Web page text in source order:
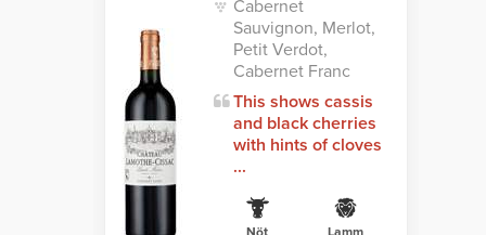
Cabernet
Sauvignon, Merlot,
Petit Verdot,
Cabernet Franc
This shows cassis
and black cherries
with hints of cloves
...